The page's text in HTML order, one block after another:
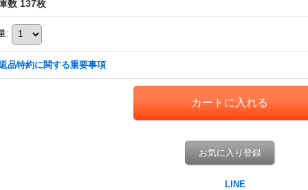
数 137枚
:
品特約に関する重要事項
お気に入り登録